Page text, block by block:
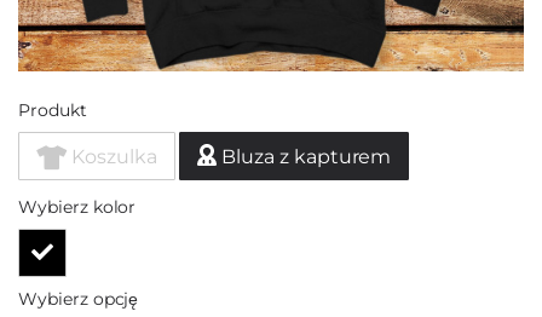
Produkt
Koszulka Bluza z kapturem
Wybierz kolor
Wybierz opcję